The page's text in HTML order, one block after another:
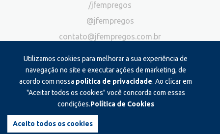
Utilizamos cookies para melhorar a sua experiência de
navegação no site e executar ações de marketing, de
acordo com nossa política de privacidade. Ao clicar em
"Aceitar todos os cookies" você concorda com essas
condições.Política de Cookies
Aceito todos os cookies
/jfempregos
@jfempregos
contato@jfempregos.com.br
Publicidade
*Exclusivo para atendimento via chat. Não atendemos ligações neste
canal
Produzido e administrado por:
©2026 JF Empregos. Todos os direitos reservados